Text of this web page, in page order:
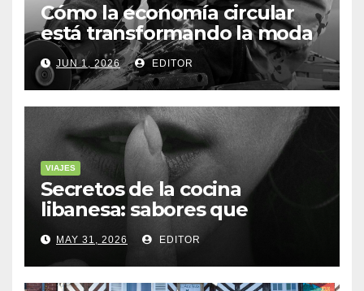
Cómo la economía circular
está transformando la moda
sostenible
JUN 1, 2026 EDITOR
VIAJES
Secretos de la cocina
libanesa: sabores que
cuentan historias
MAY 31, 2026 EDITOR